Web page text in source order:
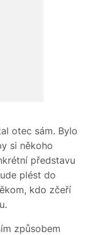
otec sám. Bylo
si někoho
představu
plést do
kdo zčeří
způsobem